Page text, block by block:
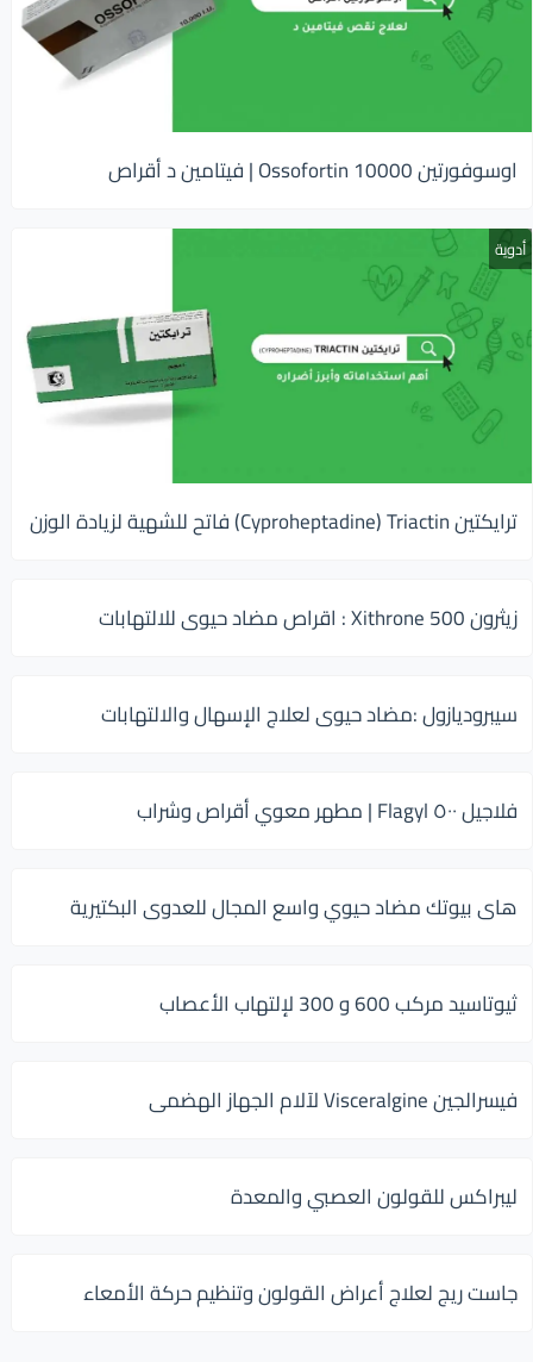
اوسوفورتين 10000 Ossofortin | فيتامين د أقراص
أدوية
ترايكتين Cyproheptadine) Triactin) فاتح للشهية لزيادة الوزن
زيثرون 500 Xithrone : اقراص مضاد حيوى للالتهابات
سيبروديازول :مضاد حيوى لعلاج الإسهال والالتهابات
فلاجيل ٥٠٠ Flagyl | مطهر معوي أقراص وشراب
هاى بيوتك مضاد حيوي واسع المجال للعدوى البكتيرية
ثيوتاسيد مركب 600 و 300 لإلتهاب الأعصاب
فيسرالجين Visceralgine لآلام الجهاز الهضمى
ليبراكس للقولون العصبي والمعدة
جاست ريج لعلاج أعراض القولون وتنظيم حركة الأمعاء